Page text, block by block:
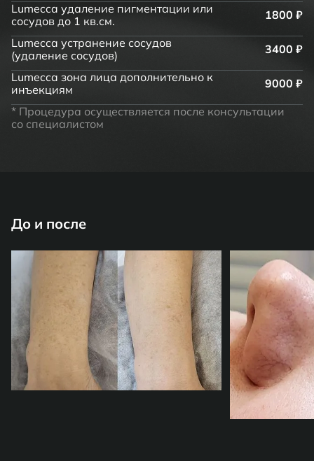
Lumecca удаление пигментации или
сосудов до 1 кв.см.
1800 ₽
Lumecca устранение сосудов
(удаление сосудов)
3400 ₽
Lumecca зона лица дополнительно к
инъекциям
9000 ₽
* Процедура осуществляется после консультации
со специалистом
До и после